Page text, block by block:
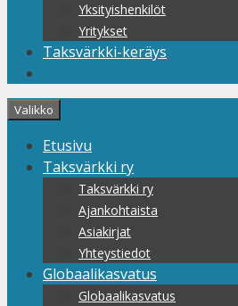
Yksityishenkilöt
Yritykset
Taksvärkki-keräys
Valikko
Etusivu
Taksvärkki ry
Taksvärkki ry
Ajankohtaista
Asiakirjat
Yhteystiedot
Globaalikasvatus
Globaalikasvatus